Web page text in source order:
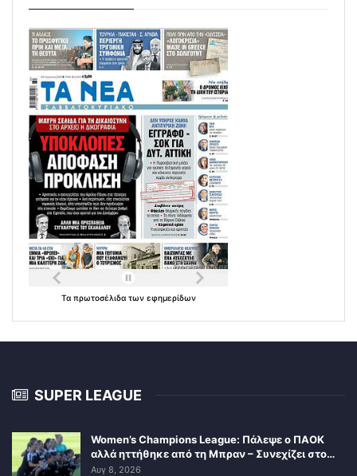
Τα πρωτοσέλιδα των εφημερίδων
SUPER LEAGUE
Women’s Champions League: Πάλεψε ο ΠΑΟΚ
αλλά ηττήθηκε από τη Μπραν – Συνεχίζει στο…
Αυγ 8, 2026